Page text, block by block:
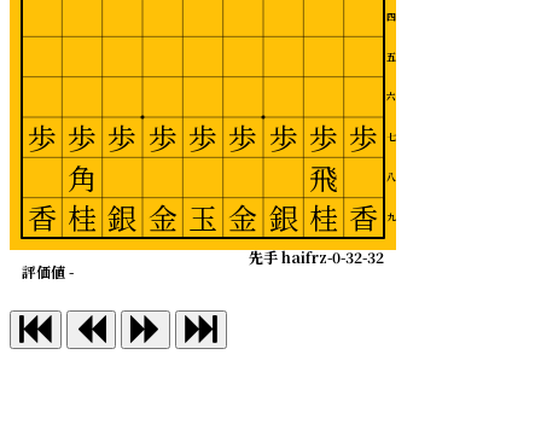
四
五
六
七
八
九
先手 haifrz-0-32-32
評価値 -
歩
香
歩
飛
桂
歩
銀
歩
金
歩
玉
歩
金
歩
銀
歩
角
桂
歩
香